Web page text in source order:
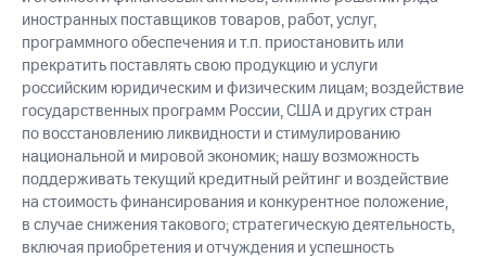
иностранных поставщиков товаров, работ, услуг,
программного обеспечения и т.п. приостановить или
прекратить поставлять свою продукцию и услуги
российским юридическим и физическим лицам; воздействие
государственных программ России, США и других стран
по восстановлению ликвидности и стимулированию
национальной и мировой экономик; нашу возможность
поддерживать текущий кредитный рейтинг и воздействие
на стоимость финансирования и конкурентное положение,
в случае снижения такового; стратегическую деятельность,
включая приобретения и отчуждения и успешность